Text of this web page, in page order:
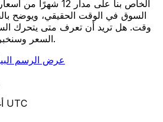
السوق في الوقت الحقيقي، ويوضح
وقت. هل تريد أن تعرف متى يتحرك
السعر وسنخبرك عندما يصل إلى هدفك.
عرض الرسم
8 أغسطس 2026، 05:07 UTC